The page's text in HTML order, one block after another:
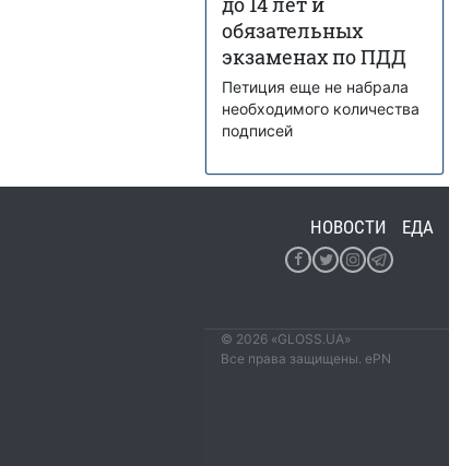
обязательных
экзаменах по ПДД
Петиция еще не набрала
необходимого количества
подписей
НОВОСТИ ЕДА
© 2026 «GLOSS.UA»
Все права защищены. ePN